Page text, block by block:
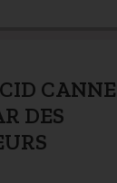
DES